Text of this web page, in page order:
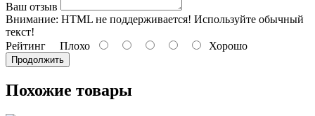
Ваш отзыв
Внимание: HTML не поддерживается! Используйте обычный
текст!
Рейтинг Плохо Хорошо
Продолжить
Похожие товары